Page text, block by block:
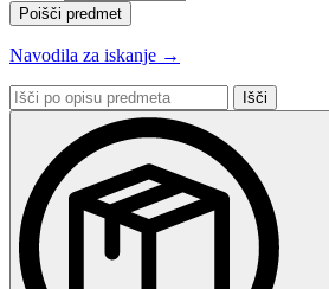
Poišči predmet
Navodila za iskanje →
Išči
po
predmeta: